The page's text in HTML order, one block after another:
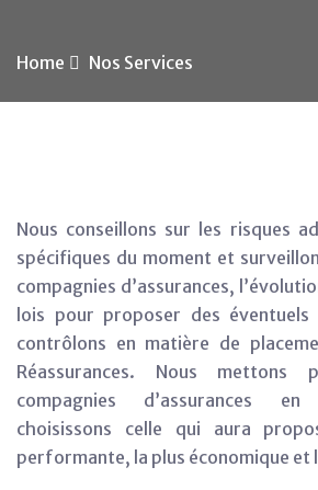
Home Nos Services
Nous conseillons sur les risques
spécifiques du moment et
compagnies d’assurances,
lois pour proposer des éventuels
contrôlons en matière de
Réassurances. Nous
compagnies d’assurances
choisissons celle qui aura
performante, la plus économique et